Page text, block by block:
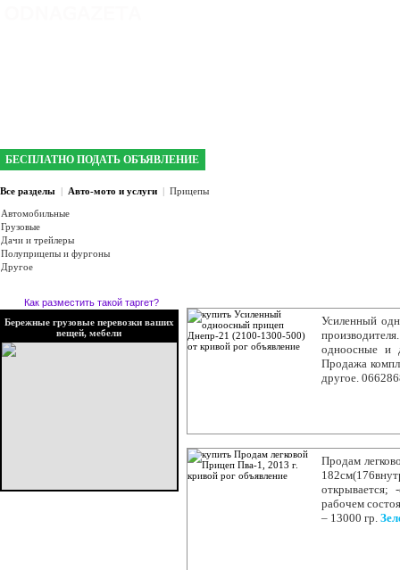
БЕСПЛАТНО ПОДАТЬ ОБЪЯВЛЕНИЕ
Все разделы | Авто-мото и услуги | Прицепы
Автомобильные
Грузовые
Дачи и трейлеры
Полуприцепы и фургоны
Другое
Как разместить такой таргет?
Бережные грузовые перевозки ваших
вещей, мебели
Усиленный
одноосные и
Продажа
другое.
Продам
рабочем
– 13000 гр.